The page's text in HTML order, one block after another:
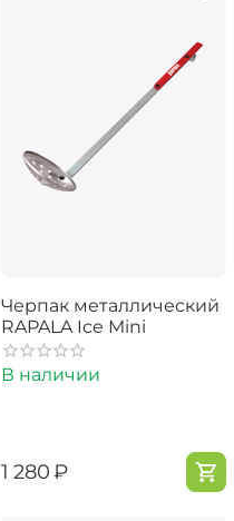
Черпак металлический
RAPALA Ice Mini
В наличии
‍1 280‍₽